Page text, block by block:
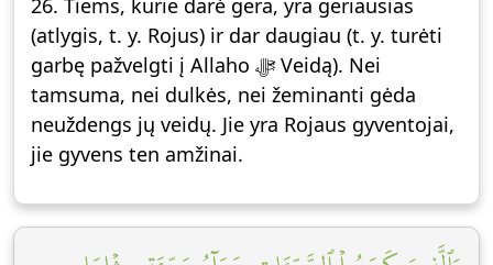
26. Tiems, kurie darė gera, yra geriausias
(atlygis, t. y. Rojus) ir dar daugiau (t. y. turėti
garbę pažvelgti į Allaho ﷻ Veidą). Nei
tamsuma, nei dulkės, nei žeminanti gėda
neuždengs jų veidų. Jie yra Rojaus gyventojai,
jie gyvens ten amžinai.